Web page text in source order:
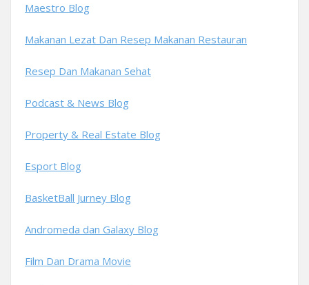
Maestro Blog
Makanan Lezat Dan Resep Makanan Restauran
Resep Dan Makanan Sehat
Podcast & News Blog
Property & Real Estate Blog
Esport Blog
BasketBall Jurney Blog
Andromeda dan Galaxy Blog
Film Dan Drama Movie